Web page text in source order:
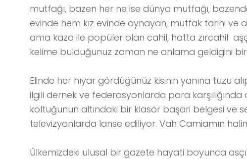
mutfağı, bazen her ne ise dünya mutfağı,
evinde hem kız evinde oynayan, mutfak tarihi ve
ama kaza ile popüler olan cahil, hatta zırcahil
kelime bulduğunuz zaman ne anlama geldigini bir
Elinde her hıyar gördüğünüz kisinin yanına tuzu
ilgili dernek ve federasyonlarda para
koltuğunun altındaki bir klasör başari belgesi ve
televizyonlarda lanse ediliyor. Vah Camiamın
Ülkemizdeki ulusal bir gazete hayati boyunca